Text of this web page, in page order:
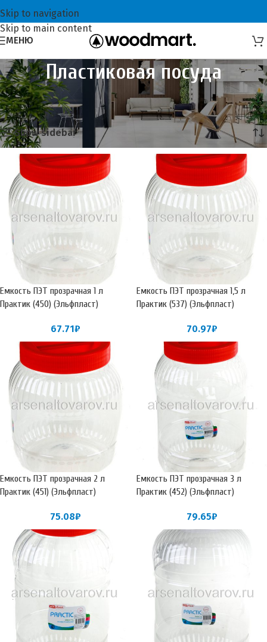
Skip to navigation
Skip to main content
МЕНЮ
Пластиковая посуда
Главная Посуда
Пластиковая посуда
Отображение 1–20 из 29
Show sidebar
Емкость ПЭТ прозрачная 1 л
Практик (450) (Эльфпласт)
67.71₽
Емкость ПЭТ прозрачная 1,5 л
Практик (537) (Эльфпласт)
70.97₽
Емкость ПЭТ прозрачная 2 л
Практик (451) (Эльфпласт)
75.08₽
Емкость ПЭТ прозрачная 3 л
Практик (452) (Эльфпласт)
79.65₽